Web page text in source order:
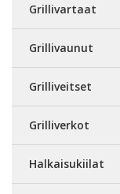
Grillivartaat
Grillivaunut
Grilliveitset
Grilliverkot
Halkaisukiilat